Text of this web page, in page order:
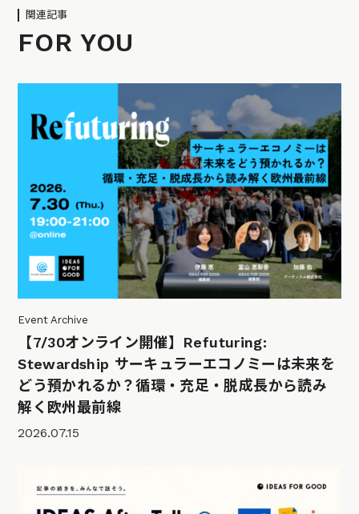
関連記事
FOR YOU
Event Archive
【7/30オンライン開催】Refuturing:
Stewardship サーキュラーエコノミーは未来を
どう預かれるか？循環・充足・脱成長から読み
解く欧州最前線
2026.07.15